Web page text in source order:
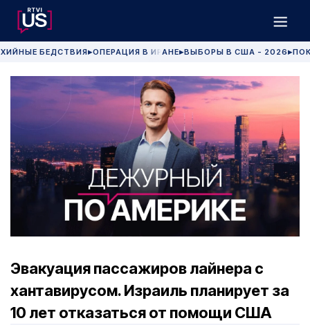
БЕДСТВИЯ▶ОПЕРАЦИЯ В ИРАНЕ▶ВЫБОРЫ В США - 2026 ▶
Эвакуация пассажиров лайнера с
хантавирусом. Израиль планирует за
10 лет отказаться от помощи США